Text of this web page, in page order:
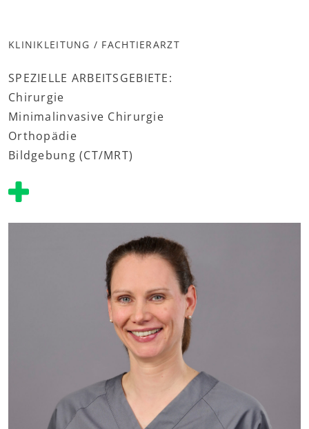
KLINIKLEITUNG / FACHTIERARZT
SPEZIELLE ARBEITSGEBIETE:
Chirurgie
Minimalinvasive Chirurgie
Orthopädie
Bildgebung (CT/MRT)